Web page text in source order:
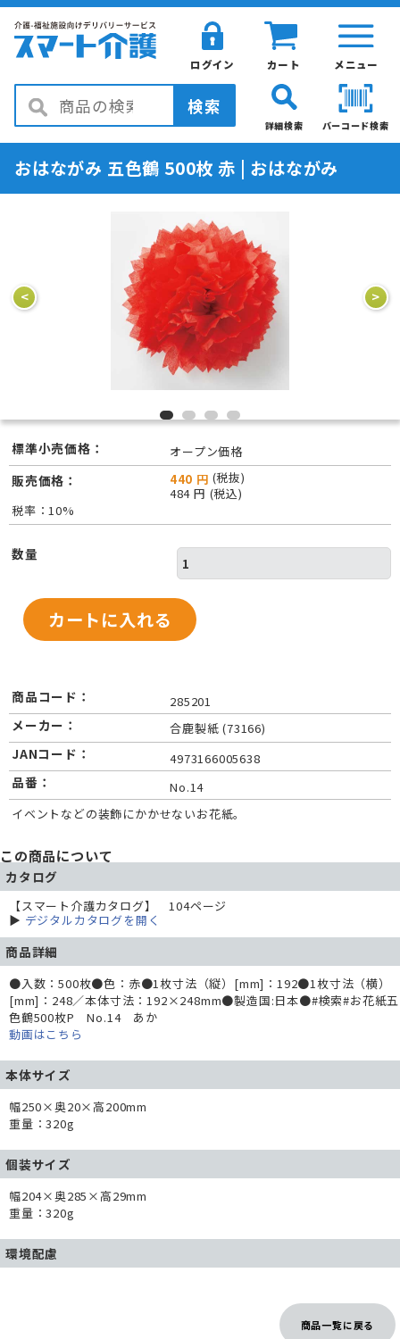
メニュー
カート
ログイン
検索
バーコード検索
詳細検索
おはながみ 五色鶴 500枚 赤 | おはながみ
< >
標準小売価格： オープン価格
販売価格： 440 円 (税抜)
484 円 (税込)
税率：10%
数量
商品コード： 285201
メーカー： 合鹿製紙 (73166)
JANコード： 4973166005638
品番：
No.14
イベントなどの装飾にかかせないお花紙。
この商品について
カタログ
【スマート介護カタログ】 104ページ
▶ デジタルカタログを開く
商品詳細
●入数：500枚●色：赤●1枚寸法（縦）[mm]：192●1枚寸法（横）
[mm]：248／本体寸法：192×248mm●製造国:日本●#検索#お花紙五
色鶴500枚P No.14 あか
動画はこちら
本体サイズ
幅250×奥20×高200mm
重量：320g
個装サイズ
幅204×奥285×高29mm
重量：320g
環境配慮
商品一覧に戻る